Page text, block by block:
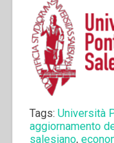
Tags: Università
aggiornamento
salesiano,